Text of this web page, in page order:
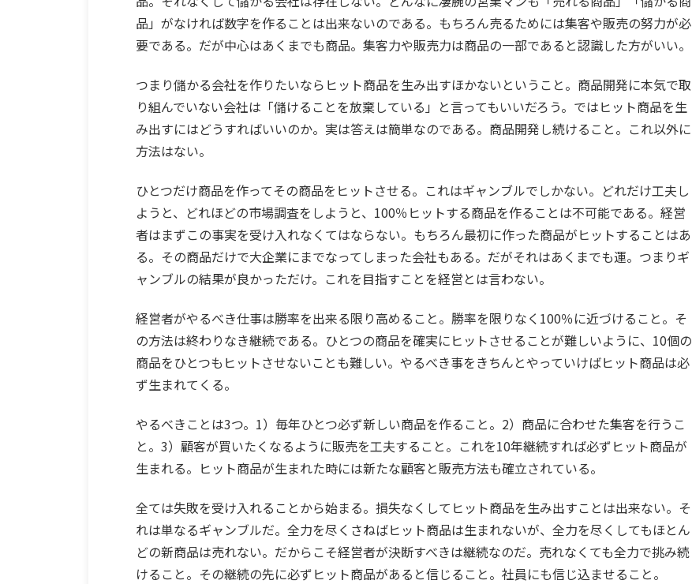
品」がなければ数字を作ることは出来ないのである。もちろん売るためには集客や販売の努力が必
要である。だが中心はあくまでも商品。集客力や販売力は商品の一部であると認識した方がいい。
つまり儲かる会社を作りたいならヒット商品を生み出すほかないということ。商品開発に本気で取
り組んでいない会社は「儲けることを放棄している」と言ってもいいだろう。ではヒット商品を生
み出すにはどうすればいいのか。実は答えは簡単なのである。商品開発し続けること。これ以外に
方法はない。
ひとつだけ商品を作ってその商品をヒットさせる。これはギャンブルでしかない。どれだけ工夫し
ようと、どれほどの市場調査をしようと、100％ヒットする商品を作ることは不可能である。経営
者はまずこの事実を受け入れなくてはならない。もちろん最初に作った商品がヒットすることはあ
る。その商品だけで大企業にまでなってしまった会社もある。だがそれはあくまでも運。つまりギ
ャンブルの結果が良かっただけ。これを目指すことを経営とは言わない。
経営者がやるべき仕事は勝率を出来る限り高めること。勝率を限りなく100％に近づけること。そ
の方法は終わりなき継続である。ひとつの商品を確実にヒットさせることが難しいように、10個の
商品をひとつもヒットさせないことも難しい。やるべき事をきちんとやっていけばヒット商品は必
ず生まれてくる。
やるべきことは3つ。1）毎年ひとつ必ず新しい商品を作ること。2）商品に合わせた集客を行うこ
と。3）顧客が買いたくなるように販売を工夫すること。これを10年継続すれば必ずヒット商品が
生まれる。ヒット商品が生まれた時には新たな顧客と販売方法も確立されている。
全ては失敗を受け入れることから始まる。損失なくしてヒット商品を生み出すことは出来ない。そ
れは単なるギャンブルだ。全力を尽くさねばヒット商品は生まれないが、全力を尽くしてもほとん
どの新商品は売れない。だからこそ経営者が決断すべきは継続なのだ。売れなくても全力で挑み続
けること。その継続の先に必ずヒット商品があると信じること。社員にも信じ込ませること。